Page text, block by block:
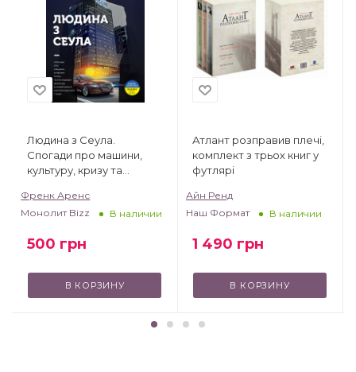
Людина з Сеула.
Спогади про машини,
культуру, кризу та
корейському
корпоративному гіганті
Френк Аренс
Монолит Bizz
В наличии
500 грн
В КОРЗИНУ
Атлант розправив плечі,
комплект з трьох книг у
футлярі
Айн Ренд
Наш Формат
В наличии
1 490 грн
В КОРЗИНУ